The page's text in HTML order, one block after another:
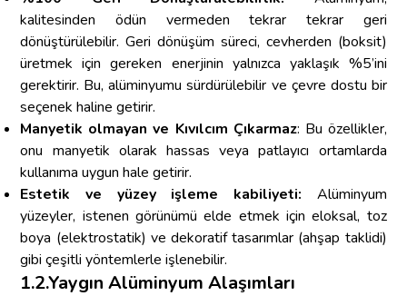
kalitesinden ödün vermeden tekrar tekrar geri
dönüştürülebilir. Geri dönüşüm süreci, cevherden (boksit)
üretmek için gereken enerjinin yalnızca yaklaşık %5’ini
gerektirir. Bu, alüminyumu sürdürülebilir ve çevre dostu bir
seçenek haline getirir.
Manyetik olmayan ve Kıvılcım Çıkarmaz: Bu özellikler,
onu manyetik olarak hassas veya patlayıcı ortamlarda
kullanıma uygun hale getirir.
Estetik ve yüzey işleme kabiliyeti: Alüminyum
yüzeyler, istenen görünümü elde etmek için eloksal, toz
boya (elektrostatik) ve dekoratif tasarımlar (ahşap taklidi)
gibi çeşitli yöntemlerle işlenebilir.
1.2.Yaygın Alüminyum Alaşımları